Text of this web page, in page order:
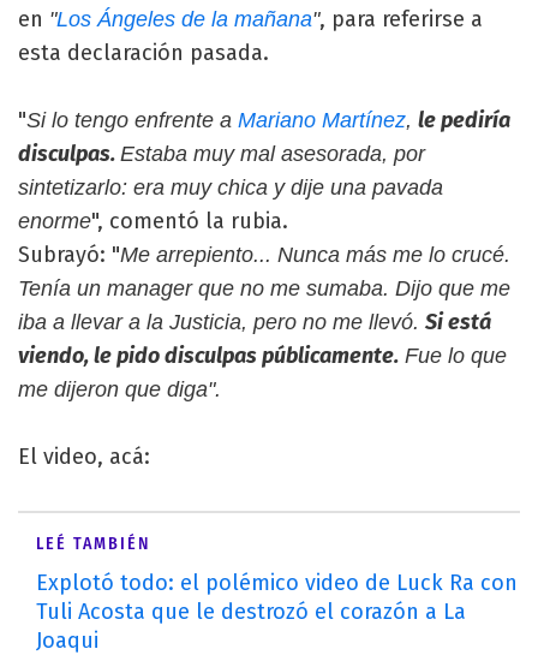
en "Los Ángeles de la mañana", para referirse a
esta declaración pasada.
"Si lo tengo enfrente a Mariano Martínez, le pediría
disculpas. Estaba muy mal asesorada, por
sintetizarlo: era muy chica y dije una pavada
enorme", comentó la rubia.
Subrayó: "Me arrepiento... Nunca más me lo crucé.
Tenía un manager que no me sumaba. Dijo que me
iba a llevar a la Justicia, pero no me llevó. Si está
viendo, le pido disculpas públicamente. Fue lo que
me dijeron que diga".
El video, acá:
LEÉ TAMBIÉN
Explotó todo: el polémico video de Luck Ra con
Tuli Acosta que le destrozó el corazón a La
Joaqui